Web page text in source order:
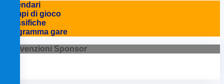
Calendari
Campi di gioco
Classifiche
Programma gare
Convenzioni Sponsor